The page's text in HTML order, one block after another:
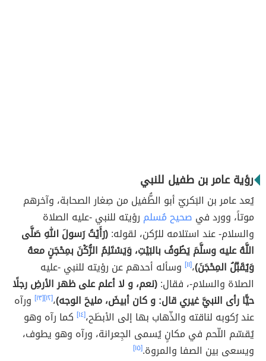
رؤية عامر بن طفيل للنبي
يُعد عامر بن البَكريّ أبو الطُّفيل من صِغار الصحابة، وآخرهم
موتاً، وورد في صحيح مُسلم رؤيته للنبي -عليه الصلاة
والسلام- عند استلامه للرُكن، لقوله:(رَأَيْتُ رَسولَ اللهِ صَلَّى
اللَّهُ عليه وسلَّمَ يَطُوفُ بالبَيْتِ، وَيَسْتَلِمُ الرُّكْنَ بمِحْجَنٍ معهُ
وَيُقَبِّلُ المِحْجَنَ)،[١١]
وسأله أحدهم عن رؤيته للنبي -عليه
الصلاة والسلام-، فقال:(نعم، و لا أعلم على ظهر الأرضِ رجلًا
حيًّا رأى النبيَّ غيري قال: و كان أبيضَ، مليحَ الوجه)،[١٢] [١٣]
ورآه
عند رُكوبه لناقته والذّهاب بها إلى الأبطَح،[١٤]
كما رآه وهو
يُقسّم اللّحم في مكانٍ يُسمى الجِعرانة، ورآه وهو يطوف،
ويسعى بين الصفا والمروة.[١٥]